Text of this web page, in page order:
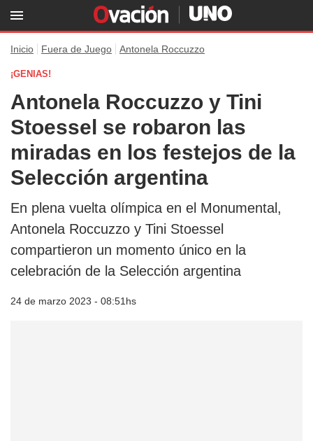
Inicio Fuera de Juego Antonela Roccuzzo
¡GENIAS!
Antonela Roccuzzo y Tini
Stoessel se robaron las
miradas en los festejos de la
Selección argentina
En plena vuelta olímpica en el Monumental,
Antonela Roccuzzo y Tini Stoessel
compartieron un momento único en la
celebración de la Selección argentina
24 de marzo 2023 - 08:51hs